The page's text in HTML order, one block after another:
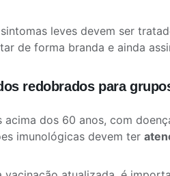
leves devem ser
de forma branda e ainda
redobrados para
acima dos 60 anos, com
imunológicas devem ter